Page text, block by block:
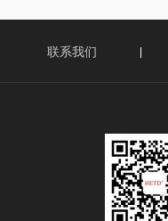
联系我们